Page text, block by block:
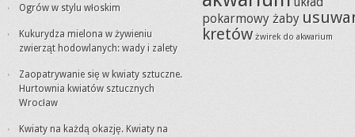
Ogrów w stylu włoskim
Kukurydza mielona w żywieniu
zwierząt hodowlanych: wady i zalety
Zaopatrywanie się w kwiaty sztuczne.
Hurtownia kwiatów sztucznych
Wrocław
Kwiaty na każdą okazję. Kwiaty na
pokarmowy żaby
kretów żwirek do akwarium